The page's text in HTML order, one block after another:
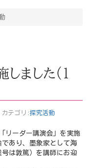
ました（１
テゴリ:探究活動
リーダー講演会」を実施
あり、墨象家として海
は敦篤）を講師にお迎